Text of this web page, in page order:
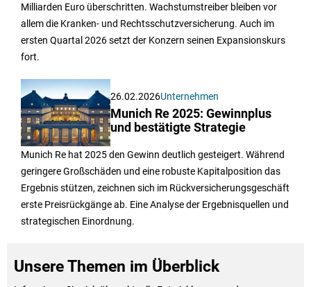
Milliarden Euro überschritten. Wachstumstreiber bleiben vor
allem die Kranken- und Rechtsschutzversicherung. Auch im
ersten Quartal 2026 setzt der Konzern seinen Expansionskurs
fort.
26.02.2026Unternehmen
Munich Re 2025: Gewinnplus
und bestätigte Strategie
Munich Re hat 2025 den Gewinn deutlich gesteigert. Während
geringere Großschäden und eine robuste Kapitalposition das
Ergebnis stützen, zeichnen sich im Rückversicherungsgeschäft
erste Preisrückgänge ab. Eine Analyse der Ergebnisquellen und
strategischen Einordnung.
Unsere Themen im Überblick